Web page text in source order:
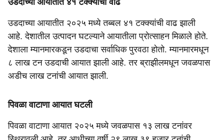
उडदाच्या आयातीत ४१ टक्क्यांची वाढ
उडदाच्या आयातीत २०२५ मध्ये तब्बल ४१ टक्क्यांची वाढ झाली
आहे. देशातील उत्पादन घटल्याने आयातीला प्रोत्साहन मिळाले होते.
देशाला म्यानमारकडून उडदाचा सर्वाधिक पुरवठा होतो. म्यानमारमधून
८ लाख टन उडदाची आयात झाली आहे. तर ब्राझीलमधून जवळपास
अडीच लाख टनांची आयात झाली.
पिवळा वाटाणा आयात घटली
पिवळा वाटाणा आयात २०२५ मध्ये जवळपास १३ लाख टनांवर